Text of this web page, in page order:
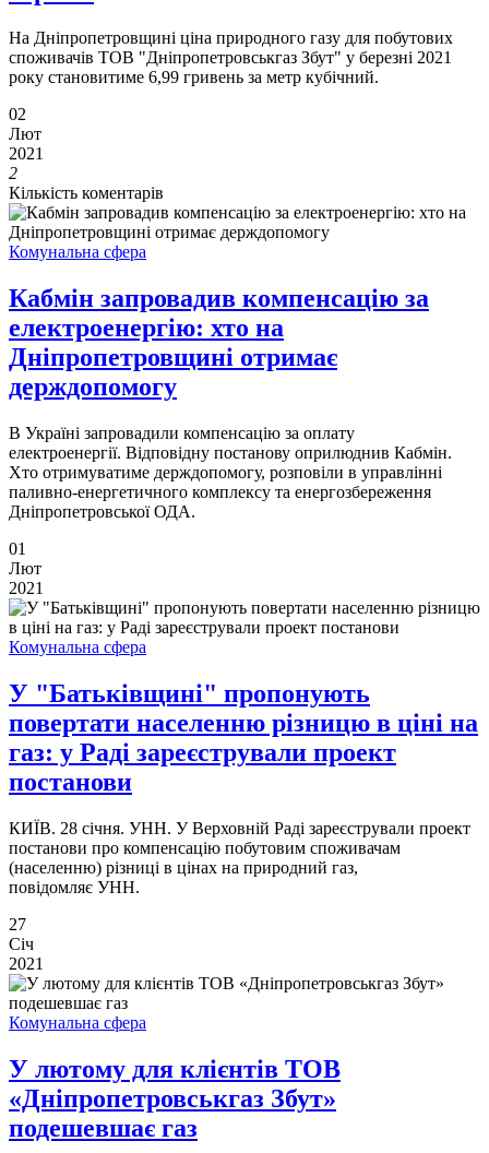
На Дніпропетровщині ціна природного газу для побутових
споживачів ТОВ "Дніпропетровськгаз Збут" у березні 2021
року становитиме 6,99 гривень за метр кубічний.
02
Лют
2021
2
Кількість коментарів
Комунальна сфера
Кабмін запровадив компенсацію за
електроенергію: хто на
Дніпропетровщині отримає
держдопомогу
В Україні запровадили компенсацію за оплату
електроенергії. Відповідну постанову оприлюднив Кабмін.
Хто отримуватиме держдопомогу, розповіли в управлінні
паливно-енергетичного комплексу та енергозбереження
Дніпропетровської ОДА.
01
Лют
2021
Комунальна сфера
У "Батьківщині" пропонують
повертати населенню різницю в ціні на
газ: у Раді зареєстрували проект
постанови
КИЇВ. 28 січня. УНН. У Верховній Раді зареєстрували проект
постанови про компенсацію побутовим споживачам
(населенню) різниці в цінах на природний газ,
повідомляє УНН.
27
Січ
2021
Комунальна сфера
У лютому для клієнтів ТОВ
«Дніпропетровськгаз Збут»
подешевшає газ